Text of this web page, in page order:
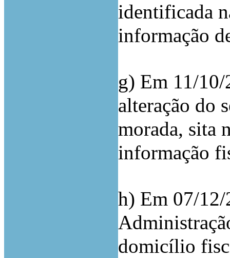
identificada
informação
g) Em 11/
alteração do
morada, sita
informação
h) Em 07/12/
domicílio